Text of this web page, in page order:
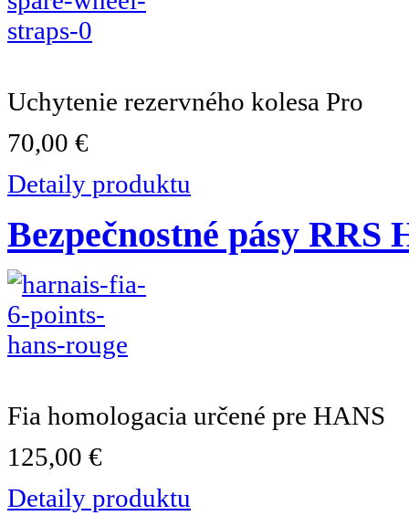
Uchytenie rezervného kolesa Pro
70,00 €
Detaily produktu
Bezpečnostné pásy RRS
Fia homologacia určené pre HANS
125,00 €
Detaily produktu